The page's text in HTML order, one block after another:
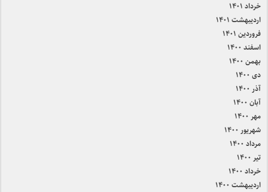
خرداد ۱۴۰۱
اردیبهشت ۱۴۰۱
فروردین ۱۴۰۱
اسفند ۱۴۰۰
بهمن ۱۴۰۰
دی ۱۴۰۰
آذر ۱۴۰۰
آبان ۱۴۰۰
مهر ۱۴۰۰
شهریور ۱۴۰۰
مرداد ۱۴۰۰
تیر ۱۴۰۰
خرداد ۱۴۰۰
اردیبهشت ۱۴۰۰